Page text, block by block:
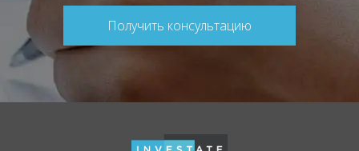
Получить консультацию